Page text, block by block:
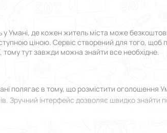
Умані, де кожен житель міста може
ціною. Сервіс створений для того,
тому тут завжди можна знайти все необхідне.
полягає в тому, що розмістити
Зручний інтерфейс дозволяє швидко знайти
описані кроки від реєстрації до